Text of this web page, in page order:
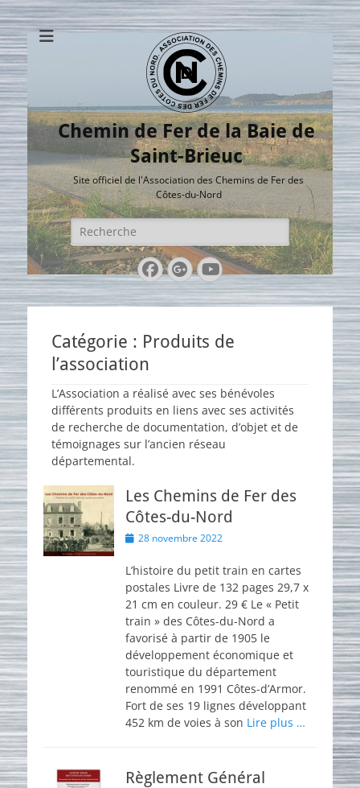
Chemin de Fer de la Baie de
Saint-Brieuc
Site officiel de l'Association des Chemins de Fer des
Côtes-du-Nord
Rechercher :
Facebook
Googleplus
YouTube
Catégorie : Produits de
l’association
L’Association a réalisé avec ses bénévoles
différents produits en liens avec ses activités
de recherche de documentation, d’objet et de
témoignages sur l’ancien réseau
départemental.
Les Chemins de Fer des
Côtes-du-Nord
Posted
28 novembre 2022
L’histoire du petit train en cartes
postales Livre de 132 pages 29,7 x
21 cm en couleur. 29 € Le « Petit
train » des Côtes-du-Nord a
favorisé à partir de 1905 le
développement économique et
touristique du département
renommé en 1991 Côtes-d’Armor.
Fort de ses 19 lignes développant
452 km de voies à son Lire plus …
Règlement Général